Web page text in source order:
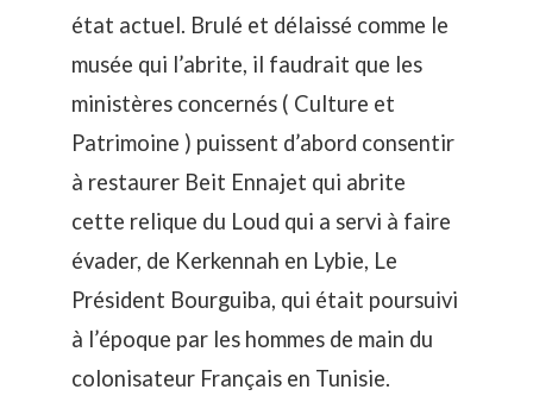
état actuel. Brulé et délaissé comme le
musée qui l’abrite, il faudrait que les
ministères concernés ( Culture et
Patrimoine ) puissent d’abord consentir
à restaurer Beit Ennajet qui abrite
cette relique du Loud qui a servi à faire
évader, de Kerkennah en Lybie, Le
Président Bourguiba, qui était poursuivi
à l’époque par les hommes de main du
colonisateur Français en Tunisie.